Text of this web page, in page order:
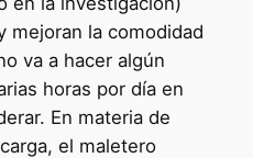
mejoran la comodidad
va a hacer algún
horas por día en
En materia de
el maletero